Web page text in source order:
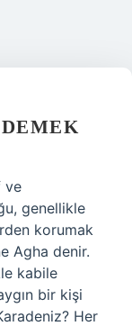
ve
genellikle
korumak
Agha denir.
kabile
bir kişi
Her